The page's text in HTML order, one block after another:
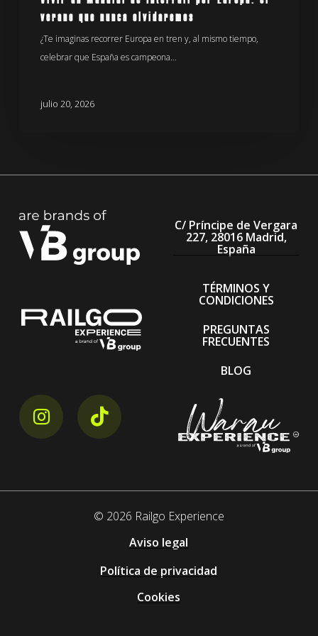
verano que nunca olvidaremos
¿Te imaginas recorrer Europa en tren y, al mismo tiempo,
celebrar que España es campeona…
julio 20, 2026
C/ Príncipe de Vergara
227, 28016 Madrid,
España
TÉRMINOS Y
CONDICIONES
PREGUNTAS
FRECUENTES
BLOG
instagram link tiktok link
© 2026 Railgo Experience
Aviso legal
Política de privacidad
Cookies